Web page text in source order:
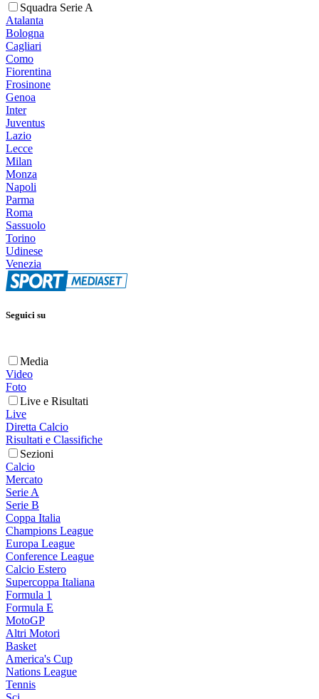
Squadra Serie A
Atalanta
Bologna
Cagliari
Como
Fiorentina
Frosinone
Genoa
Inter
Juventus
Lazio
Lecce
Milan
Monza
Napoli
Parma
Roma
Sassuolo
Torino
Udinese
Venezia
Seguici su
Media
Video
Foto
Live e Risultati
Live
Diretta Calcio
Risultati e Classifiche
Sezioni
Calcio
Mercato
Serie A
Serie B
Coppa Italia
Champions League
Europa League
Conference League
Calcio Estero
Supercoppa Italiana
Formula 1
Formula E
MotoGP
Altri Motori
Basket
America's Cup
Nations League
Tennis